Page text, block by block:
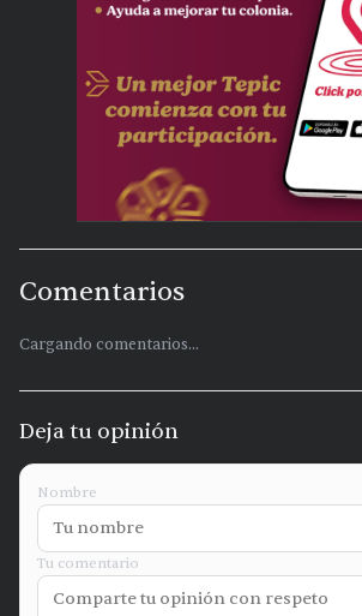
Comentarios
Cargando comentarios...
Deja tu opinión
Nombre
Tu comentario